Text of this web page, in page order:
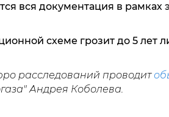
вся документация в рамках
схеме грозит до 5 лет
расследований проводит
Андрея Коболева.